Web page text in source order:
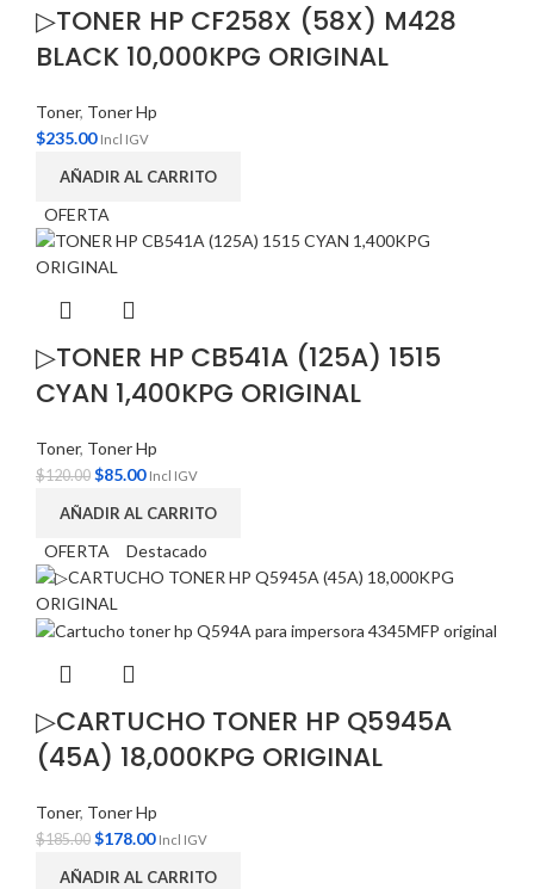
▷TONER HP CF258X (58X) M428
BLACK 10,000KPG ORIGINAL
Toner, Toner Hp
$235.00 Incl IGV
AÑADIR AL CARRITO
OFERTA
▷TONER HP CB541A (125A) 1515
CYAN 1,400KPG ORIGINAL
Toner, Toner Hp
$120.00 $85.00 Incl IGV
AÑADIR AL CARRITO
OFERTA Destacado
▷CARTUCHO TONER HP Q5945A
(45A) 18,000KPG ORIGINAL
Toner, Toner Hp
$185.00 $178.00 Incl IGV
AÑADIR AL CARRITO